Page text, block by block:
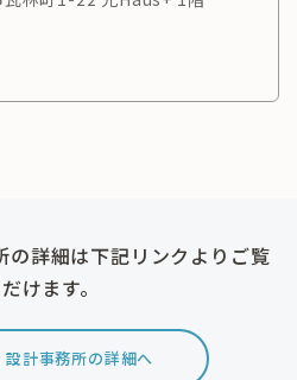
の詳細は下記リンクよりご覧
けます。
設計事務所の詳細へ